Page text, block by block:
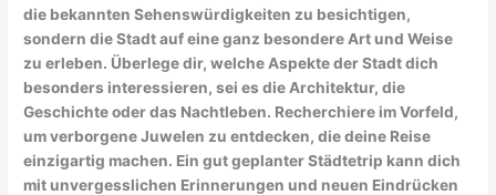
die bekannten Sehenswürdigkeiten zu besichtigen,
sondern die Stadt auf eine ganz besondere Art und Weise
zu erleben. Überlege dir, welche Aspekte der Stadt dich
besonders interessieren, sei es die Architektur, die
Geschichte oder das Nachtleben. Recherchiere im Vorfeld,
um verborgene Juwelen zu entdecken, die deine Reise
einzigartig machen. Ein gut geplanter Städtetrip kann dich
mit unvergesslichen Erinnerungen und neuen Eindrücken